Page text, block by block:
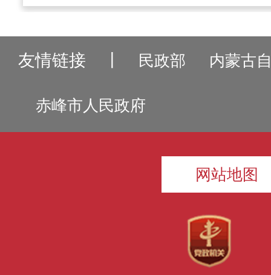
友情链接 民政部 内蒙古
赤峰市人民政府
网站地图